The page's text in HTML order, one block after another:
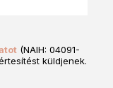
(NAIH: 04091-
küldjenek.